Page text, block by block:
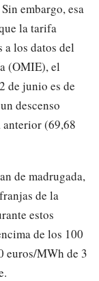
embargo, esa
la tarifa
a los datos del
(OMIE), el
2 de junio es de
descenso
(69,68
de madrugada,
de la
estos
de los 100
euros/MWh de 3